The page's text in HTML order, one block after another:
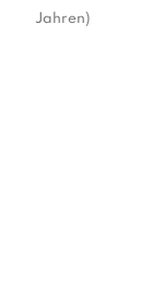
Jahren)